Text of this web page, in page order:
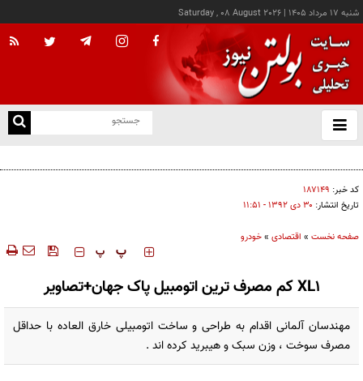
شنبه ۱۷ مرداد ۱۴۰۵ |
Saturday , 08 August 2026
باز
و
کد خبر: ۱۸۷۱۴۹
تاریخ انتشار: ۳۰ دی ۱۳۹۲ - ۱۱:۵۱
صفحه نخست » اقتصادی »خودرو
‍‍‍ پ پ
XL1 کم مصرف ترین اتومبیل پاک جهان+تصاویر
مهندسان آلمانی اقدام به طراحی و ساخت اتومبیلی خارق العاده با حداقل
مصرف سوخت ، وزن سبک و هیبرید کرده اند .